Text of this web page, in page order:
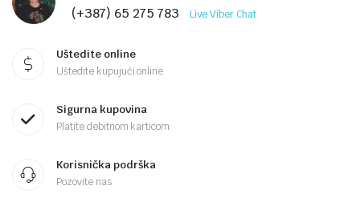
(+387) 65 275 783 Live Viber Chat
Uštedite online
Uštedite kupujući online
Sigurna kupovina
Platite debitnom karticom
Korisnička podrška
Pozovite nas